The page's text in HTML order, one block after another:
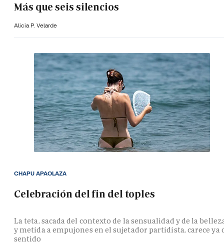
Más que seis silencios
Alicia P. Velarde
Celebración del fin del toples
La teta, sacada del contexto de la sensualidad y de la
y metida a empujones en el sujetador partidista, carece ya
sentido
CHAPU APAOLAZA